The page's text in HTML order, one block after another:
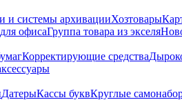
и системы архивацииХозтовары
офисаГруппа товара из экселя
Корректирующие средства
ДатерыКассы буквКруглые